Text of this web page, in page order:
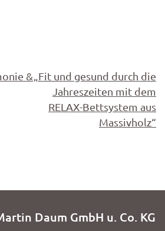
&„Fit und gesund durch die
Jahreszeiten mit dem
RELAX-Bettsystem aus
Massivholz“
Daum GmbH u. Co. KG